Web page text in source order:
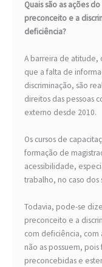
Quais são as ações
preconceito e a
deficiência?
A barreira de atitude,
que a falta de
discriminação, são
direitos das pessoas
externo desde 2010.
Os cursos de
formação de
acessibilidade,
trabalho, no caso dos
Todavia, pode-se
preconceito e a
com deficiência, com
não as possuem,
preconcebidas e